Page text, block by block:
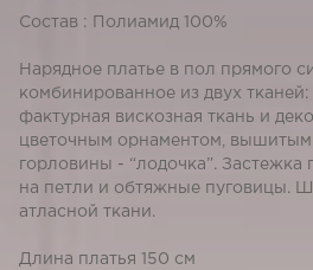
Состав : Полиамид 100%
Нарядное платье в пол прямого
комбинированное из двух
фактурная вискозная ткань и
цветочным орнаментом, вышитым
горловины - “лодочка”. Застежка
на петли и обтяжные пуговицы.
атласной ткани.
Длина платья 150 см